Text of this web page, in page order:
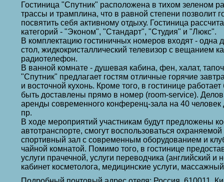
Гостиница "Спутник" расположена в тихом зеленом
трассы и трамплина, что в равной степени позволит
посвятить себя активному отдыху. Гостиница
категорий - "Эконом", "Стандарт", "Студия" и "Люкс".
В комплектацию гостиничных номеров входят - одна
стол, жидкокристаллический телевизор с вещанием
радиотелефон.
В ванной комнате - душевая кабина, фен, халат,
"Спутник" предлагает гостям отличные горячие
и восточной кухонь. Кроме того, в гостинице
быть доставлены прямо в номер (room-service).
аренды современного конференц-зала на 40
пр.
В ходе мероприятий участникам будут предложены
автотранспорте, смогут воспользоваться
спортивный зал с современным оборудованием и
чайной комнатой. Помимо того, в гостинице
услуги прачечной, услуги переводчика (английский
кабинет косметолога, медицинские услуги, массажный